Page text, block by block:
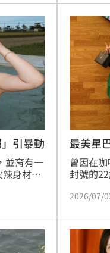
的美照
曬比基
們狂讚。
引暴動
並育有一
身材的
佩伶報
最美星
曾因在
封號的
貼文便吸
的清新
現甜美
呼：「
2026/07/